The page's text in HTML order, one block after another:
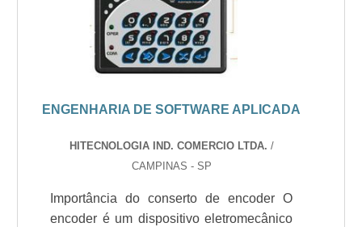
ENGENHARIA DE SOFTWARE APLICADA
HITECNOLOGIA IND. COMERCIO LTDA. /
CAMPINAS - SP
Importância do conserto de encoder O
encoder é um dispositivo eletromecânico